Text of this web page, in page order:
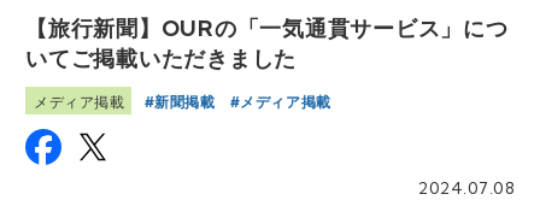
【旅行新聞】OURの「一気通貫サービス」につ
いてご掲載いただきました
メディア掲載 新聞掲載 メディア掲載
2024.07.08